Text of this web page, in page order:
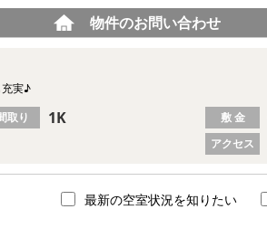
物件のお問い合わせ
実♪
アクセス
取り 1K 敷 金
最新の空室状況を知りたい